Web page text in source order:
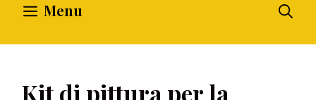
Menu
Kit di pittura per la